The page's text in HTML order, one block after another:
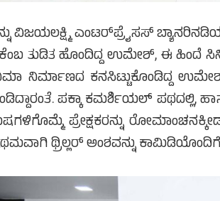
ವಿಜಯಲಕ್ಷ್ಮಿ ಎಂಟರ್‌ಪ್ರೈಸಸ್
ತುಡಿತ ಹೊಂದಿದ್ದ ಉಮೇಶ್, ಈ ಹಿಂದೆ
ನಿರ್ಮಾಣದ ಕನಸಿಟ್ಟುಕೊಂಡಿದ್ದ
ಪಕ್ಕಾ ಕಮರ್ಶಿಯಲ್ ಪಥದಲ್ಲಿ,
ಪ್ರೇಕ್ಷಕರನ್ನು
ಥ್ರಿಲ್ಲರ್ ಅಂಶವನ್ನು